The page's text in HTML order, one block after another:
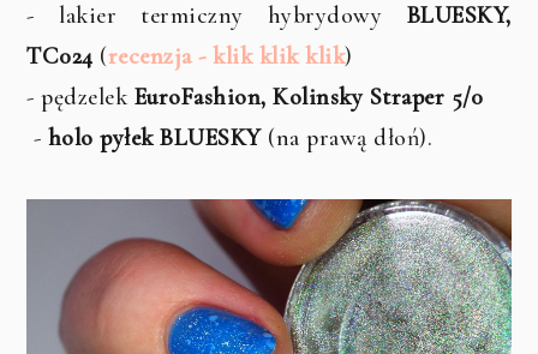
- lakier termiczny hybrydowy BLUESKY,
TC024 (recenzja - klik klik klik)
- pędzelek EuroFashion, Kolinsky Straper 5/0
- holo pyłek BLUESKY(na prawą dłoń).